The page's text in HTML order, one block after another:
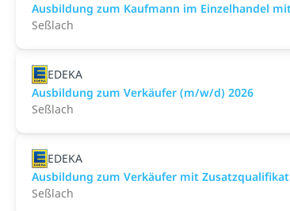
Ausbildung zum Kaufmann im Einzelhandel
Seßlach
EDEKA
Ausbildung zum Verkäufer (m/w/d) 2026
Seßlach
EDEKA
Ausbildung zum Verkäufer mit
Seßlach